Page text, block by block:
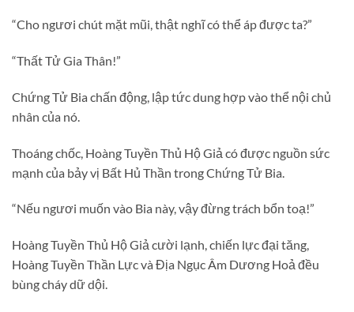
“Cho ngươi chút mặt mũi, thật nghĩ có thể áp được ta?”
“Thất Tử Gia Thân!”
Chứng Tử Bia chấn động, lập tức dung hợp vào thể nội chủ
nhân của nó.
Thoáng chốc, Hoàng Tuyền Thủ Hộ Giả có được nguồn sức
mạnh của bảy vị Bất Hủ Thần trong Chứng Tử Bia.
“Nếu ngươi muốn vào Bia này, vậy đừng trách bổn toạ!”
Hoàng Tuyền Thủ Hộ Giả cười lạnh, chiến lực đại tăng,
Hoàng Tuyền Thần Lực và Địa Ngục Âm Dương Hoả đều
bùng cháy dữ dội.